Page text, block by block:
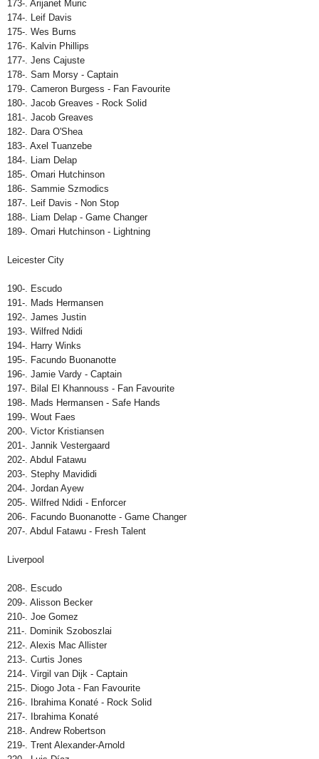
173-. Arijanet Muric
174-. Leif Davis
175-. Wes Burns
176-. Kalvin Phillips
177-. Jens Cajuste
178-. Sam Morsy - Captain
179-. Cameron Burgess - Fan Favourite
180-. Jacob Greaves - Rock Solid
181-. Jacob Greaves
182-. Dara O'Shea
183-. Axel Tuanzebe
184-. Liam Delap
185-. Omari Hutchinson
186-. Sammie Szmodics
187-. Leif Davis - Non Stop
188-. Liam Delap - Game Changer
189-. Omari Hutchinson - Lightning
Leicester City
190-. Escudo
191-. Mads Hermansen
192-. James Justin
193-. Wilfred Ndidi
194-. Harry Winks
195-. Facundo Buonanotte
196-. Jamie Vardy - Captain
197-. Bilal El Khannouss - Fan Favourite
198-. Mads Hermansen - Safe Hands
199-. Wout Faes
200-. Victor Kristiansen
201-. Jannik Vestergaard
202-. Abdul Fatawu
203-. Stephy Mavididi
204-. Jordan Ayew
205-. Wilfred Ndidi - Enforcer
206-. Facundo Buonanotte - Game Changer
207-. Abdul Fatawu - Fresh Talent
Liverpool
208-. Escudo
209-. Alisson Becker
210-. Joe Gomez
211-. Dominik Szoboszlai
212-. Alexis Mac Allister
213-. Curtis Jones
214-. Virgil van Dijk - Captain
215-. Diogo Jota - Fan Favourite
216-. Ibrahima Konaté - Rock Solid
217-. Ibrahima Konaté
218-. Andrew Robertson
219-. Trent Alexander-Arnold